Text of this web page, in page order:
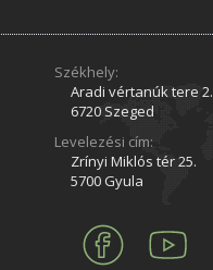
Székhely:
Aradi vértanúk tere 2.
6720 Szeged
Levelezési cím:
Zrínyi Miklós tér 25.
5700 Gyula